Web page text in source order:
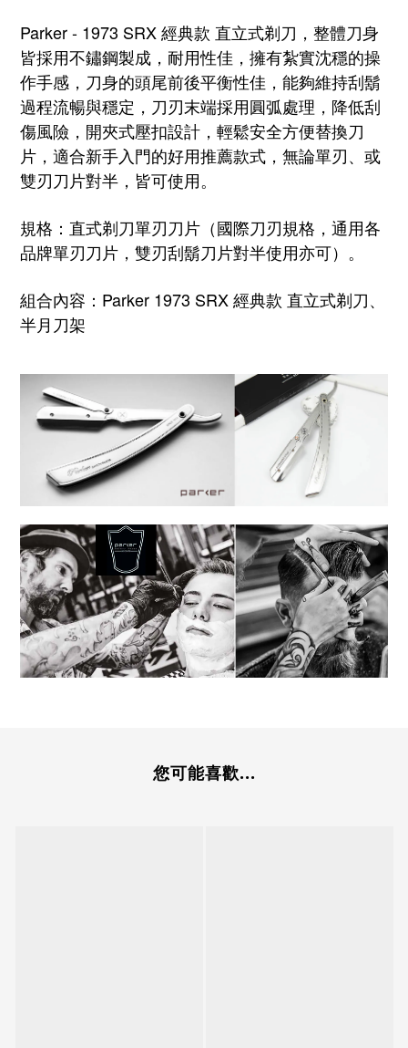
Parker - 1973 SRX 經典款 直立式剃刀，整體刀身
皆採用不鏽鋼製成，耐用性佳，擁有紮實沈穩的操
作手感，刀身的頭尾前後平衡性佳，能夠維持刮鬍
過程流暢與穩定， 刀刃末端採用圓弧處理，降低刮
傷風險， 開夾式壓扣設計，輕鬆安全方便替換刀
片，適合新手入門的好用推薦款式，無論單刃、或
雙刃刀片對半，皆可使用。
規格：直式剃刀單刃刀片（國際刀刃規格，通用各
品牌單刃刀片，雙刃刮鬍刀片對半使用亦可）。
組合內容： Parker 1973 SRX 經典款 直立式剃刀、
半月刀架
您可能喜歡...